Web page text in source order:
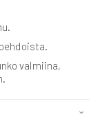
valmiina,